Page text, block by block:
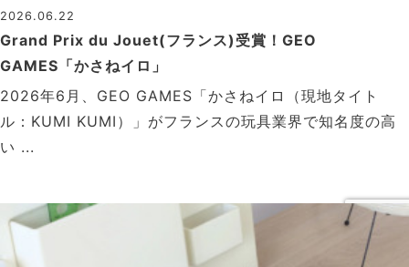
2026.06.22
Grand Prix du Jouet(フランス)受賞！GEO
GAMES「かさねイロ」
2026年6月、GEO GAMES「かさねイロ（現地タイト
ル：KUMI KUMI）」がフランスの玩具業界で知名度の高
い ...